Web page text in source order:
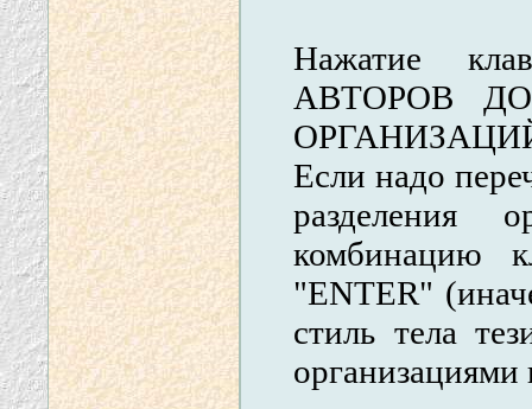
Нажатие
АВТОРОВ
Если надо
разделения
комбинацию
"ENTER"
стиль тела